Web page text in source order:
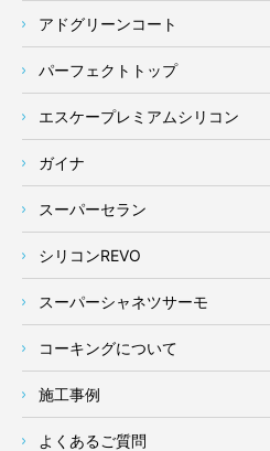
アドグリーンコート
パーフェクトトップ
エスケープレミアムシリコン
ガイナ
スーパーセラン
シリコンREVO
スーパーシャネツサーモ
コーキングについて
施工事例
よくあるご質問